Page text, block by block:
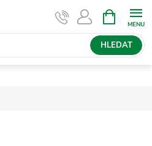
HLEDAT
NÁKUPNÍ
KOŠÍK